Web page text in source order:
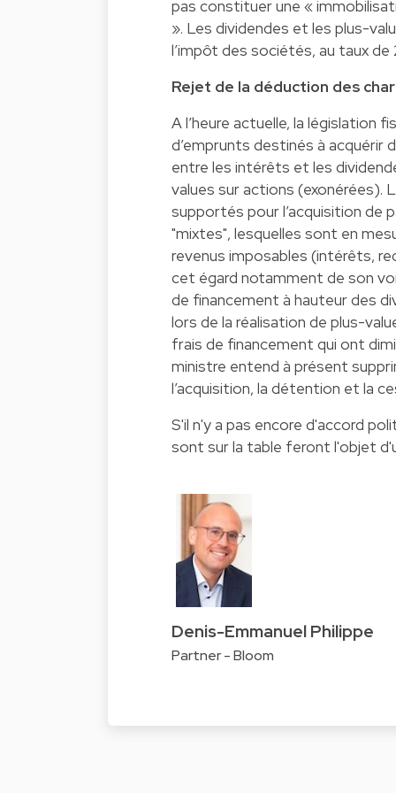
pas constituer une «
». Les dividendes et les plus-
l’impôt des sociétés, au taux de
Rejet de la déduction des
A l’heure actuelle, la législation
d’emprunts destinés à acquérir
entre les intérêts et les
values sur actions (exonérées).
supportés pour l’acquisition de
"mixtes", lesquelles sont en
revenus imposables (intérêts,
cet égard notamment de son
de financement à hauteur des
lors de la réalisation de plus-
frais de financement qui ont
ministre entend à présent
l’acquisition, la détention et la
S'il n'y a pas encore d'accord
sont sur la table feront l'objet
Denis-Emmanuel Philippe
Partner - Bloom